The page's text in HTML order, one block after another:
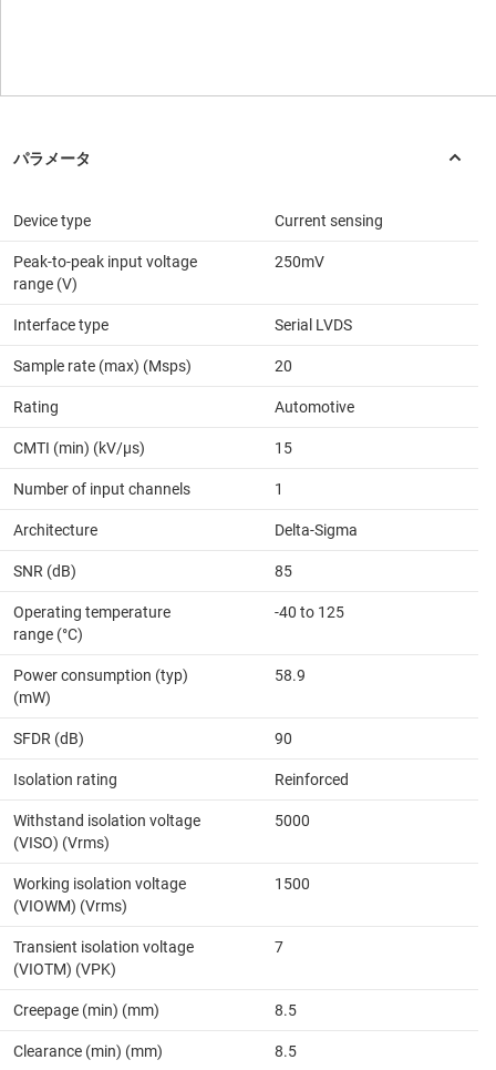
Device type Current sensing
Peak-to-peak input voltage
range (V)
250mV
Interface type Serial LVDS
Sample rate (max) (Msps) 20
Rating Automotive
CMTI (min) (kV/µs) 15
Number of input channels 1
Architecture Delta-Sigma
SNR (dB) 85
Operating temperature
range (°C)
-40 to 125
Power consumption (typ)
(mW)
58.9
SFDR (dB) 90
Isolation rating Reinforced
Withstand isolation voltage
(VISO) (Vrms)
5000
Working isolation voltage
(VIOWM) (Vrms)
1500
Transient isolation voltage
(VIOTM) (VPK)
7
Creepage (min) (mm) 8.5
Clearance (min) (mm) 8.5